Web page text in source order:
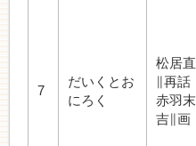
7
だいくとお
にろく
松居直
∥再話
赤羽末
吉∥画